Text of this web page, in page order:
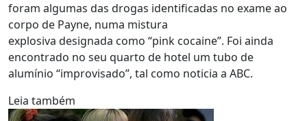
foram algumas das drogas identificadas no exame ao
corpo de Payne, numa mistura
explosiva designada como “pink cocaine”. Foi ainda
encontrado no seu quarto de hotel um tubo de
alumínio “improvisado”, tal como noticia a ABC.
Leia também